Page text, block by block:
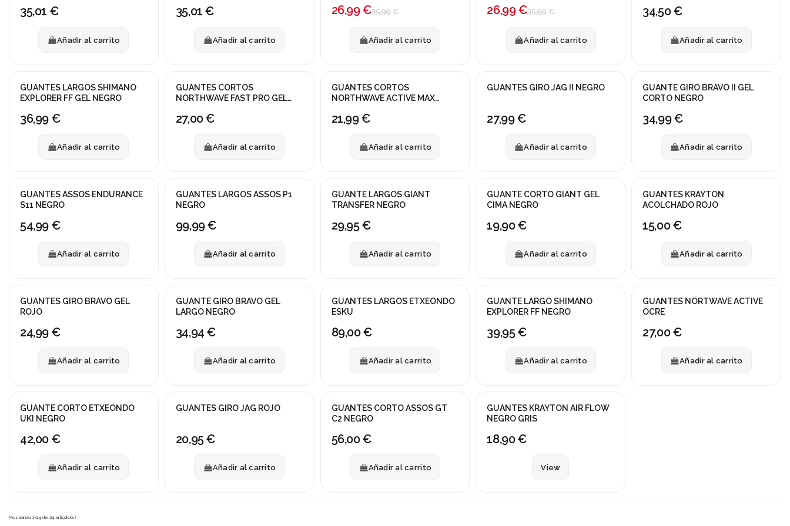
35,01 €
Añadir al carrito
35,01 €
Añadir al carrito
26,99 €35,99 €
Añadir al carrito
26,99 €35,99 €
Añadir al carrito
34,50 €
Añadir al carrito
GUANTES LARGOS SHIMANO
EXPLORER FF GEL NEGRO
36,99 €
Añadir al carrito
GUANTES CORTOS
NORTHWAVE FAST PRO GEL
27,00 €
Añadir al carrito
GUANTES CORTOS
NORTHWAVE ACTIVE MAX
21,99 €
Añadir al carrito
GUANTES GIRO JAG II NEGRO
27,99 €
Añadir al carrito
GUANTE GIRO BRAVO II GEL
CORTO NEGRO
34,99 €
Añadir al carrito
GUANTES ASSOS ENDURANCE
S11 NEGRO
54,99 €
Añadir al carrito
GUANTES LARGOS ASSOS P1
NEGRO
99,99 €
Añadir al carrito
GUANTE LARGOS GIANT
TRANSFER NEGRO
29,95 €
Añadir al carrito
GUANTE CORTO GIANT GEL
CIMA NEGRO
19,90 €
Añadir al carrito
GUANTES KRAYTON
ACOLCHADO ROJO
15,00 €
Añadir al carrito
GUANTES GIRO BRAVO GEL
ROJO
24,99 €
Añadir al carrito
GUANTE GIRO BRAVO GEL
LARGO NEGRO
34,94 €
Añadir al carrito
GUANTES LARGOS ETXEONDO
ESKU
89,00 €
Añadir al carrito
GUANTE LARGO SHIMANO
EXPLORER FF NEGRO
39,95 €
Añadir al carrito
GUANTES NORTWAVE ACTIVE
OCRE
27,00 €
Añadir al carrito
GUANTE CORTO ETXEONDO
UKI NEGRO
42,00 €
Añadir al carrito
GUANTES GIRO JAG ROJO
20,95 €
Añadir al carrito
GUANTES CORTO ASSOS GT
C2 NEGRO
56,00 €
Añadir al carrito
GUANTES KRAYTON AIR FLOW
NEGRO GRIS
18,90 €
View
Mostrando 1-24 de 24 artículo(s)